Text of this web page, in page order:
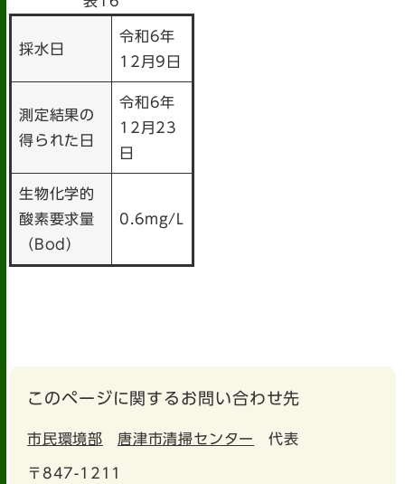
採水日
令和6年
12月9日
測定結果の
得られた日
令和6年
12月23
日
生物化学的
酸素要求量
（Bod）
0.6mg/L
このページに関するお問い合わせ先
市民環境部 唐津市清掃センター 代表
〒847-1211